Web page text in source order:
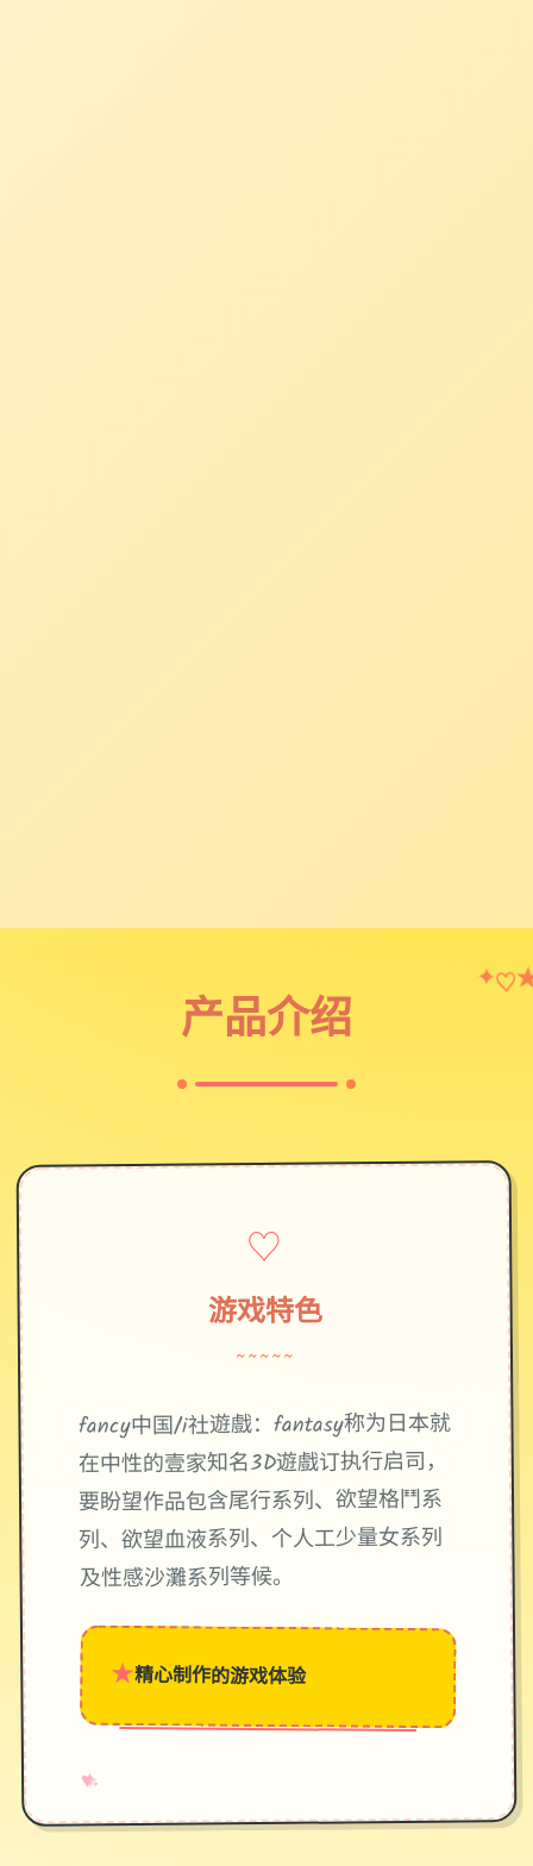
产品介绍
✦♡
♡
游戏特色
~~~~~
fancy中国/i社遊戲：fantasy称为日本就
在中性的壹家知名3D遊戲订执行启司，
要盼望作品包含尾行系列、欲望格鬥系
列、欲望血液系列、个人工少量女系列
及性感沙灘系列等候。
★精心制作的游戏体验
♥
✧
→